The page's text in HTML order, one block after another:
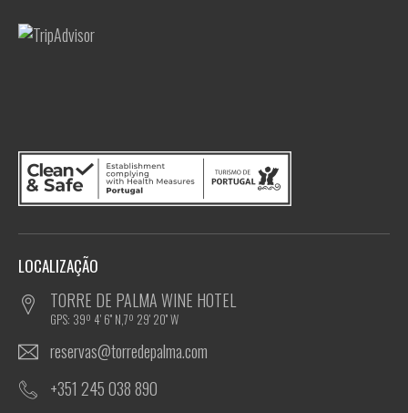
LOCALIZAÇÃO
TORRE DE PALMA WINE HOTEL
GPS: 39º 4' 6'' N,7º 29' 20'' W
reservas@torredepalma.com
+351 245 038 890